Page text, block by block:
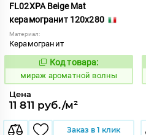
FL02XPA Beige Mat
керамогранит 120x280
Материал:
Керамогранит
984637
Код товара:
мираж ароматной волны
Цена
11 811 руб./м²
Заказ в 1 клик